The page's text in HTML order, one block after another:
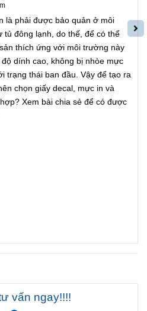
là phải được bảo quản ở môi
đông lạnh, do thế, để có thể
thích ứng với môi trường này
dính cao, không bị nhòe mực
trạng thái ban đầu. Vậy để tạo ra
chọn giấy decal, mực in và
Xem bài chia sẻ để có được
vấn ngay!!!!